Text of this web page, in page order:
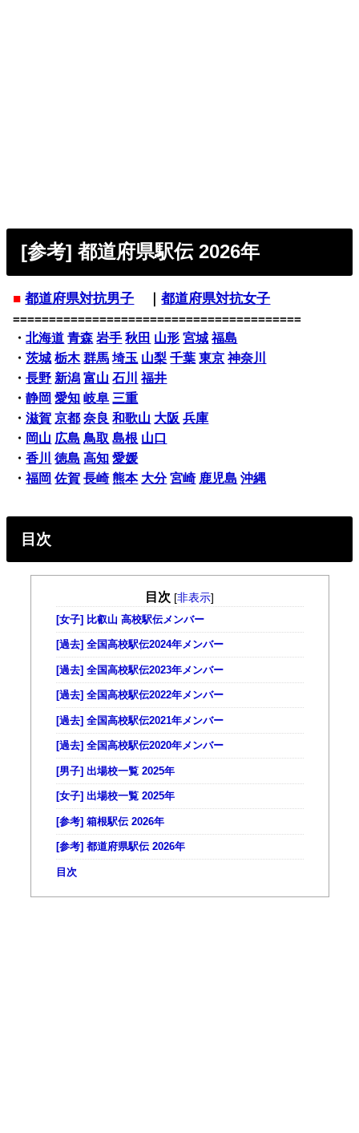
[参考] 都道府県駅伝 2026年
■ 都道府県対抗男子 ｜都道府県対抗女子
========================================
・北海道 青森 岩手 秋田 山形 宮城 福島
・茨城 栃木 群馬 埼玉 山梨 千葉 東京 神奈川
・長野 新潟 富山 石川
福井
・静岡 愛知 岐阜 三重
・滋賀 京都 奈良 和歌山 大阪 兵庫
・ 岡山 広島 鳥取 島根 山口
・香川 徳島 高知 愛媛
・福岡 佐賀 長崎 熊本 大分 宮崎 鹿児島 沖縄
目次
目次 [非表示]
[女子] 比叡山 高校駅伝メンバー
[過去] 全国高校駅伝2024年メンバー
[過去] 全国高校駅伝2023年メンバー
[過去] 全国高校駅伝2022年メンバー
[過去] 全国高校駅伝2021年メンバー
[過去] 全国高校駅伝2020年メンバー
[男子] 出場校一覧 2025年
[女子] 出場校一覧 2025年
[参考] 箱根駅伝 2026年
[参考] 都道府県駅伝 2026年
目次